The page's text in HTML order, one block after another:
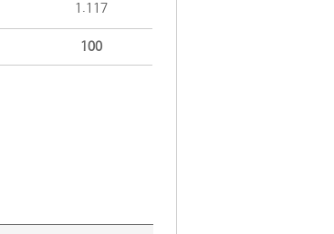
1.117
100